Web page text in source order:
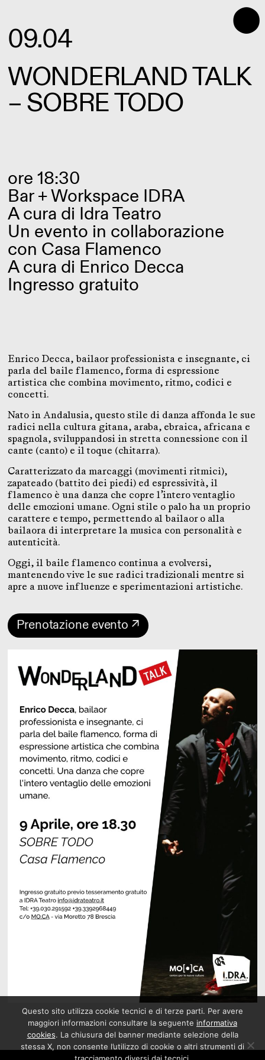
⬤
09.04
WONDERLAND TALK
– SOBRE TODO
ore 18:30
Bar + Workspace IDRA
A cura di Idra Teatro
Un evento in collaborazione
con Casa Flamenco
A cura di Enrico Decca
Ingresso gratuito
Enrico Decca, bailaor professionista e insegnante, ci
parla del baile flamenco, forma di espressione
artistica che combina movimento, ritmo, codici e
concetti.
Nato in Andalusia, questo stile di danza affonda le sue
radici nella cultura gitana, araba, ebraica, africana e
spagnola, sviluppandosi in stretta connessione con il
cante (canto) e il toque (chitarra).
Caratterizzato da marcaggi (movimenti ritmici),
zapateado (battito dei piedi) ed espressività, il
flamenco è una danza che copre l’intero ventaglio
delle emozioni umane. Ogni stile o palo ha un proprio
carattere e tempo, permettendo al bailaor o alla
bailaora di interpretare la musica con personalità e
autenticità.
Oggi, il baile flamenco continua a evolversi,
mantenendo vive le sue radici tradizionali mentre si
apre a nuove influenze e sperimentazioni artistiche.
Prenotazione evento ↗
Questo sito utilizza cookie tecnici e di terze parti. Per avere
maggiori informazioni consultare la seguente informativa
cookies. La chiusura del banner mediante selezione della
stessa X, non consente l’utilizzo di cookie o altri strumenti di